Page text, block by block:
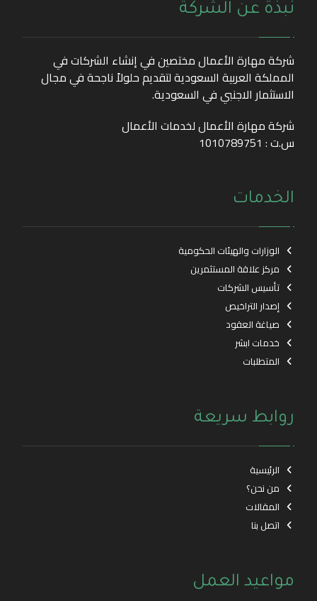
نبذة عن الشركة
شركة مهارة الأعمال مختصين في إنشاء الشركات في
المملكة العربية السعودية لتقديم حلولاً ناجحة في مجال
الاستثمار الاجنبي في السعودية.
شركة مهارة الأعمال لخدمات الأعمال
س.ت : 1010789751
الخدمات
الوزارات والهيئات الحكومية
مركز علاقة المستثمرين
تأسيس الشركات
إصدار التراخيص
صياغة العقود
خدمات ابشر
المتطلبات
روابط سريعة
الرئيسية
من نحن؟
المقالات
اتصل بنا
مواعيد العمل